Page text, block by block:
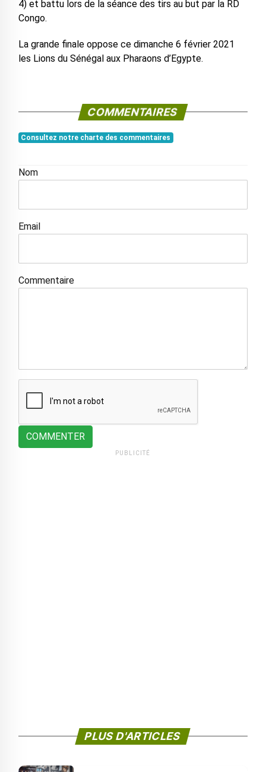
4) et battu lors de la séance des tirs au but par la RD
Congo.
La grande finale oppose ce dimanche 6 février 2021
les Lions du Sénégal aux Pharaons d’Egypte.
COMMENTAIRES
Consultez notre charte des commentaires
Nom
Email
Commentaire
COMMENTER
PUBLICITÉ
PLUS D'ARTICLES